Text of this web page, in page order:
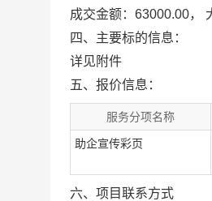
成交金额：63000.00，
四、主要标的信息：
详见附件
五、报价信息：
服务分项名称
助企宣传彩页
六、项目联系方式